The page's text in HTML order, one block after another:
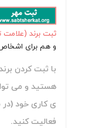
ثبت برند (علامت
و هم برای
با ثبت کردن
هستید و می
ی کاری خود
فعالیت کنید.